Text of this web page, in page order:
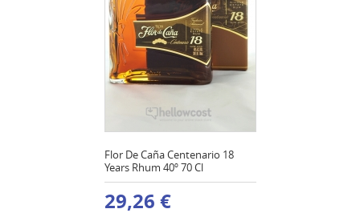
Flor De Caña Centenario 18
Years Rhum 40º 70 Cl
29,26 €